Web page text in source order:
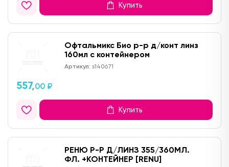
Купить
Офтальмикс Био р-р д/конт линз
160мл с контейнером
Артикул: s140671
557,00 ₽
Купить
РЕНЮ Р-Р Д/ЛИНЗ 355/360МЛ.
ФЛ. +КОНТЕЙНЕР [RENU]